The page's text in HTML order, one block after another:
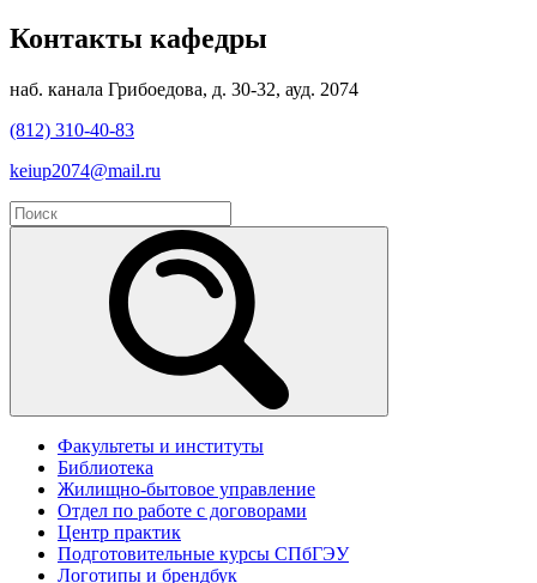
Контакты кафедры
наб. канала Грибоедова, д. 30-32, ауд. 2074
(812) 310-40-83
keiup2074@mail.ru
Факультеты и институты
Библиотека
Жилищно-бытовое управление
Отдел по работе с договорами
Центр практик
Подготовительные курсы СПбГЭУ
Логотипы и брендбук